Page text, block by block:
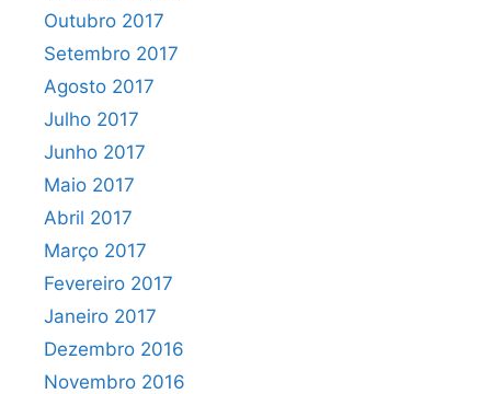
Outubro 2017
Setembro 2017
Agosto 2017
Julho 2017
Junho 2017
Maio 2017
Abril 2017
Março 2017
Fevereiro 2017
Janeiro 2017
Dezembro 2016
Novembro 2016